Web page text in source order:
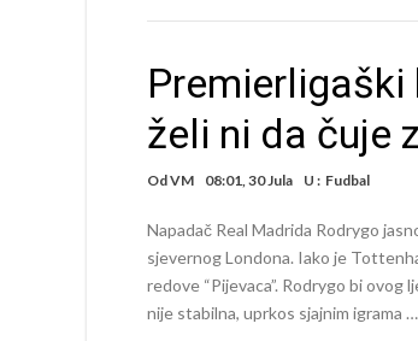
Premierligaški
želi ni da čuje
OdVM 08:01, 30 Jula U : Fudbal
Napadač Real Madrida Rodrygo
sjevernog Londona. Iako je
redove “Pijevaca”. Rodrygo bi
nije stabilna, uprkos sjajnim igrama …